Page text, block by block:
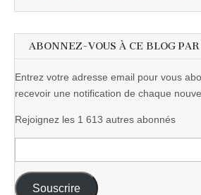
ABONNEZ-VOUS À CE BLOG
Entrez votre adresse email pour vous
recevoir une notification de chaque
Rejoignez les 1 613 autres abonnés
e-
mail :
Souscrire